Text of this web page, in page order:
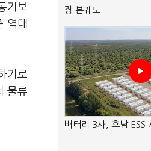
기보
역대
기로
물류
장 본궤도
배터리 3사, 호남 ESS